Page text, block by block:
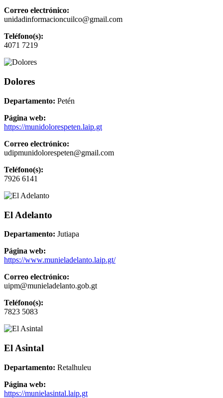
Correo electrónico:
unidadinformacioncuilco@gmail.com
Teléfono(s):
4071 7219
Dolores
Departamento: Petén
Página web:
https://munidolorespeten.laip.gt
Correo electrónico:
udipmunidolorespeten@gmail.com
Teléfono(s):
7926 6141
El Adelanto
Departamento: Jutiapa
Página web:
https://www.munieladelanto.laip.gt/
Correo electrónico:
uipm@munieladelanto.gob.gt
Teléfono(s):
7823 5083
El Asintal
Departamento: Retalhuleu
Página web:
https://munielasintal.laip.gt